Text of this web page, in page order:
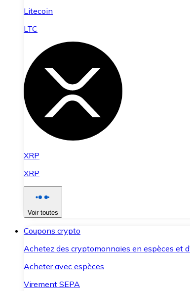
Litecoin
LTC
XRP
XRP
Voir toutes
Coupons crypto
Achetez des cryptomonnaies en espèces et
Acheter avec espèces
Virement SEPA